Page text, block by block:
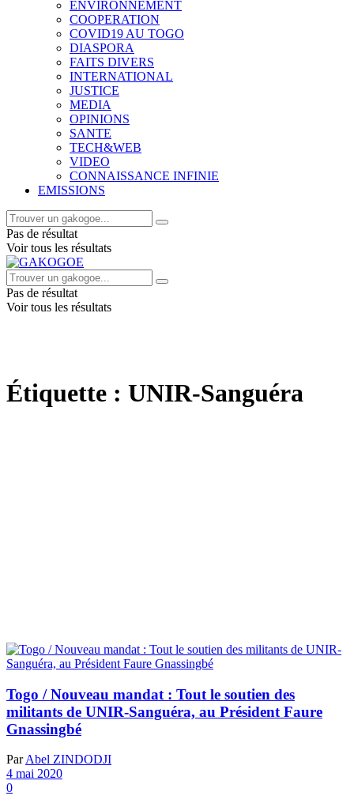
ENVIRONNEMENT
COOPERATION
COVID19 AU TOGO
DIASPORA
FAITS DIVERS
INTERNATIONAL
JUSTICE
MEDIA
OPINIONS
SANTE
TECH&WEB
VIDEO
CONNAISSANCE INFINIE
EMISSIONS
Pas de résultat
Voir tous les résultats
Pas de résultat
Voir tous les résultats
Étiquette : UNIR-Sanguéra
Togo / Nouveau mandat : Tout le soutien des
militants de UNIR-Sanguéra, au Président Faure
Gnassingbé
Par Abel ZINDODJI
4 mai 2020
0